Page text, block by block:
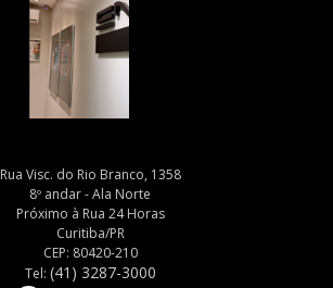
Rua Visc. do Rio Branco, 1358
8º andar - Ala Norte
Próximo à Rua 24 Horas
Curitiba/PR
CEP: 80420-210
Tel: (41) 3287-3000